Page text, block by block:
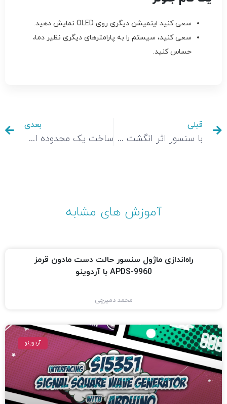
سعی کنید اینمیشن دیگری روی OLED نمایش دهید.
سعی کنید، سیستم را به پارامترهای دیگری نظیر دما،
حساس کنید.
قبلی
با سنسور اثر انگشت و آردوینو امنیت هارد دیسک خود را افزایش دهید
بعدی
ساخت یک محدوده امن (Safe Zone) برای دستگاه های اندروید، IOS و ویندوز
آموزش های مشابه
راه‌اندازی ماژول سنسور حالت دست مادون قرمز
APDS-9960 با آردوینو
محمد دمیرچی
آردوینو